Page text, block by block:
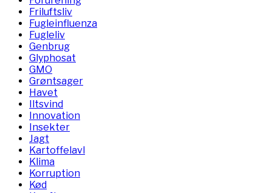
Friluftsliv
Fugleinfluenza
Fugleliv
Genbrug
Glyphosat
GMO
Grøntsager
Havet
Iltsvind
Innovation
Insekter
Jagt
Kartoffelavl
Klima
Korruption
Kød